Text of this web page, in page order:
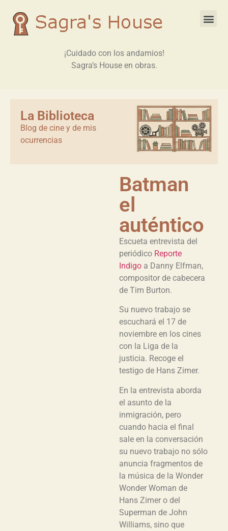
¡Cuidado con los andamios!
Sagra’s House en obras.
La Biblioteca
Blog de cine y de mis
ocurrencias
Batman
el
auténtico
Escueta entrevista del
periódico Reporte
Indigo a Danny Elfman,
compositor de cabecera
de Tim Burton.
Su nuevo trabajo se
escuchará el 17 de
noviembre en los cines
con la Liga de la
justicia. Recoge el
testigo de Hans Zimer.
En la entrevista aborda
el asunto de la
inmigración, pero
cuando hacia el final
sale en la conversación
su nuevo trabajo no sólo
anuncia fragmentos de
la música de la Wonder
Wonder Woman de
Hans Zimer o del
Superman de John
Williams, sino que